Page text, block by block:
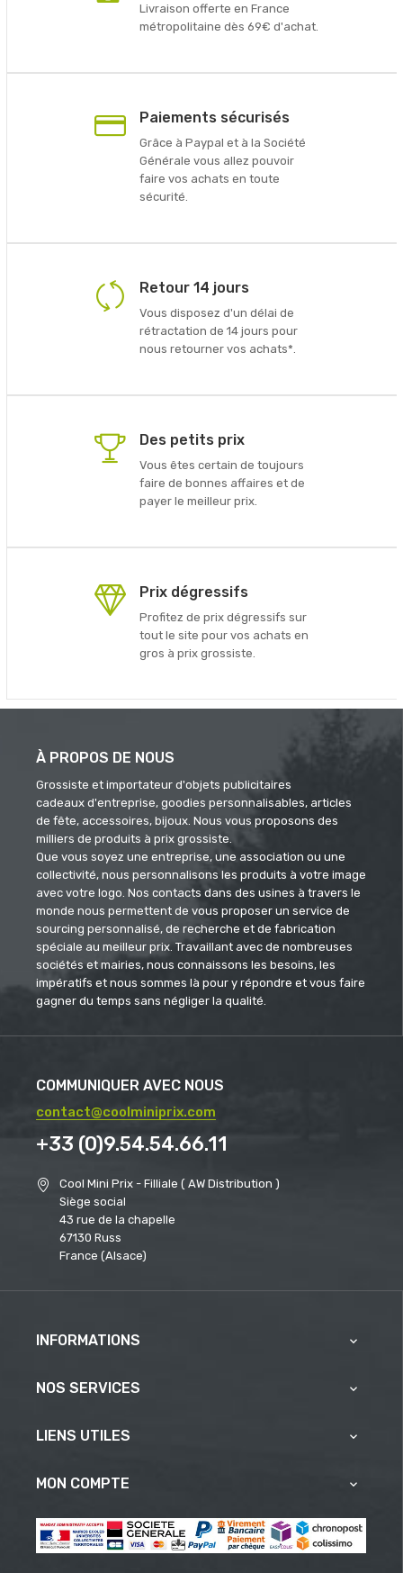
Livraison offerte en France
métropolitaine dès 69€ d'achat.
Paiements sécurisés
Grâce à Paypal et à la Société
Générale vous allez pouvoir
faire vos achats en toute
sécurité.
Retour 14 jours
Vous disposez d'un délai de
rétractation de 14 jours pour
nous retourner vos achats*.
Des petits prix
Vous êtes certain de toujours
faire de bonnes affaires et de
payer le meilleur prix.
Prix dégressifs
Profitez de prix dégressifs sur
tout le site pour vos achats en
gros à prix grossiste.
À PROPOS DE NOUS
Grossiste et importateur d'objets publicitaires
cadeaux d'entreprise, goodies personnalisables, articles
de fête, accessoires, bijoux. Nous vous proposons des
milliers de produits à prix grossiste.
Que vous soyez une entreprise, une association ou une
collectivité, nous personnalisons les produits à votre image
avec votre logo. Nos contacts dans des usines à travers le
monde nous permettent de vous proposer un service de
sourcing personnalisé, de recherche et de fabrication
spéciale au meilleur prix. Travaillant avec de nombreuses
sociétés et mairies, nous connaissons les besoins, les
impératifs et nous sommes là pour y répondre et vous faire
gagner du temps sans négliger la qualité.
COMMUNIQUER AVEC NOUS
contact@coolminiprix.com
+33 (0)9.54.54.66.11
Cool Mini Prix - Filliale ( AW Distribution )
Siège social
43 rue de la chapelle
67130 Russ
France (Alsace)
INFORMATIONS 
NOS SERVICES 
LIENS UTILES 
MON COMPTE 